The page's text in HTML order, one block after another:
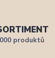
produktů